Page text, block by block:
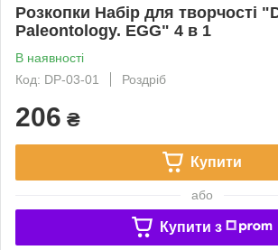
Розкопки Набір для творчості
Paleontology. EGG" 4 в 1
В наявності
Код: DP-03-01
Роздріб
206 ₴
Купити
або
Купити з